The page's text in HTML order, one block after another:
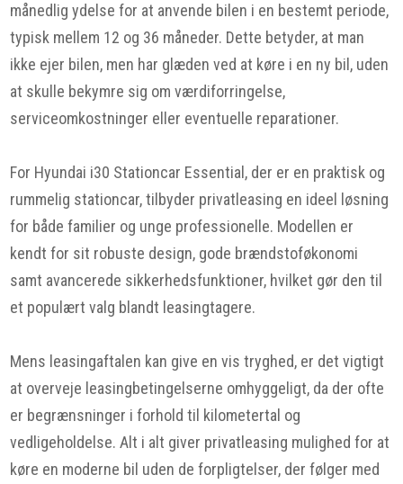
månedlig ydelse for at anvende bilen i en bestemt periode,
typisk mellem 12 og 36 måneder. Dette betyder, at man
ikke ejer bilen, men har glæden ved at køre i en ny bil, uden
at skulle bekymre sig om værdiforringelse,
serviceomkostninger eller eventuelle reparationer.
For Hyundai i30 Stationcar Essential, der er en praktisk og
rummelig stationcar, tilbyder privatleasing en ideel løsning
for både familier og unge professionelle. Modellen er
kendt for sit robuste design, gode brændstoføkonomi
samt avancerede sikkerhedsfunktioner, hvilket gør den til
et populært valg blandt leasingtagere.
Mens leasingaftalen kan give en vis tryghed, er det vigtigt
at overveje leasingbetingelserne omhyggeligt, da der ofte
er begrænsninger i forhold til kilometertal og
vedligeholdelse. Alt i alt giver privatleasing mulighed for at
køre en moderne bil uden de forpligtelser, der følger med